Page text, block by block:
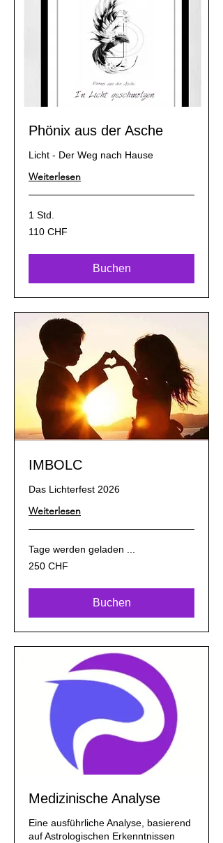
Phönix aus der Asche
Licht - Der Weg nach Hause
Weiterlesen
1 Std.
110
Schweizer
110 CHF
Buchen
IMBOLC
Das Lichterfest 2026
Weiterlesen
Tage werden geladen ...
250
Schweizer
250 CHF
Buchen
Medizinische Analyse
Eine ausführliche Analyse, basierend
auf Astrologischen Erkenntnissen